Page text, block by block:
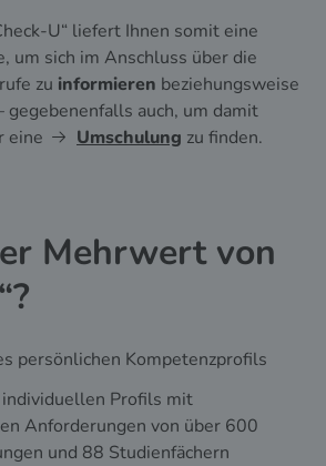
U“ liefert Ihnen somit eine
um sich im Anschluss über die
zu informieren beziehungsweise
gegebenenfalls auch, um damit
eine
Umschulung zu finden.
Mehrwert von
persönlichen Kompetenzprofils
Profils mit
Anforderungen von über 600
und 88 Studienfächern